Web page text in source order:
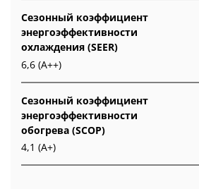
Сезонный коэффициент
энергоэффективности
охлаждения (SEER)
6,6 (A++)
Сезонный коэффициент
энергоэффективности
обогрева (SCOP)
4,1 (A+)